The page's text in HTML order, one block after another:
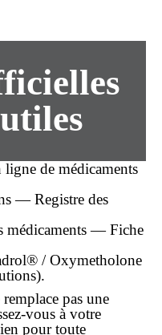
de médicaments
— Registre des
médicaments — Fiche
/ Oxymetholone
pas une
vous à votre
pour toute